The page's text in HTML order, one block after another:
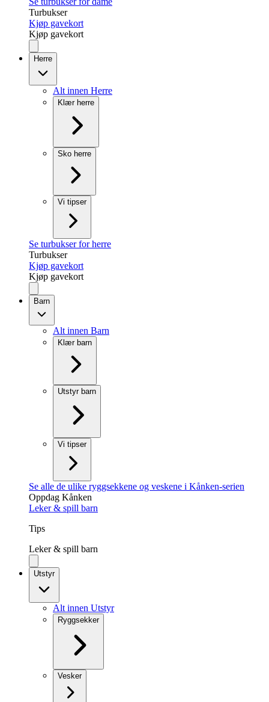
Turbukser
Kjøp gavekort
Kjøp gavekort
Herre
Alt innen Herre
Klær herre
Sko herre
Vi tipser
Se turbukser for herre
Turbukser
Kjøp gavekort
Kjøp gavekort
Barn
Alt innen Barn
Klær barn
Utstyr barn
Vi tipser
Se alle de ulike ryggsekkene og veskene i Kånken-serien
Oppdag Kånken
Leker & spill barn
Tips
Leker & spill barn
Utstyr
Alt innen Utstyr
Ryggsekker
Vesker